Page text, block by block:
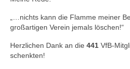
Kontakt
„…nichts kann die Flamme meiner
großartigen Verein jemals löschen!“
Herzlichen Dank an die 441 VfB-
schenkten!